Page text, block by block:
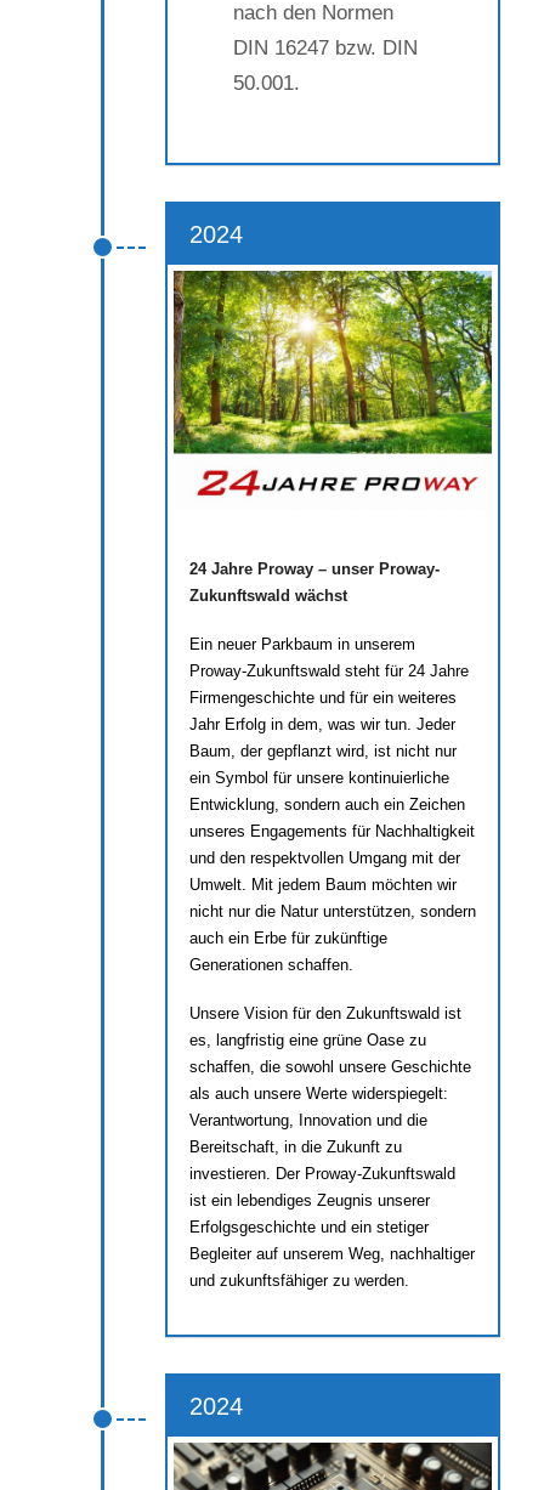
nach den Normen
DIN 16247 bzw. DIN
50.001.
2024
24 Jahre Proway – unser Proway-
Zukunftswald wächst
Ein neuer Parkbaum in unserem
Proway-Zukunftswald steht für 24 Jahre
Firmengeschichte und für ein weiteres
Jahr Erfolg in dem, was wir tun. Jeder
Baum, der gepflanzt wird, ist nicht nur
ein Symbol für unsere kontinuierliche
Entwicklung, sondern auch ein Zeichen
unseres Engagements für Nachhaltigkeit
und den respektvollen Umgang mit der
Umwelt. Mit jedem Baum möchten wir
nicht nur die Natur unterstützen, sondern
auch ein Erbe für zukünftige
Generationen schaffen.
Unsere Vision für den Zukunftswald ist
es, langfristig eine grüne Oase zu
schaffen, die sowohl unsere Geschichte
als auch unsere Werte widerspiegelt:
Verantwortung, Innovation und die
Bereitschaft, in die Zukunft zu
investieren. Der Proway-Zukunftswald
ist ein lebendiges Zeugnis unserer
Erfolgsgeschichte und ein stetiger
Begleiter auf unserem Weg, nachhaltiger
und zukunftsfähiger zu werden.
2024